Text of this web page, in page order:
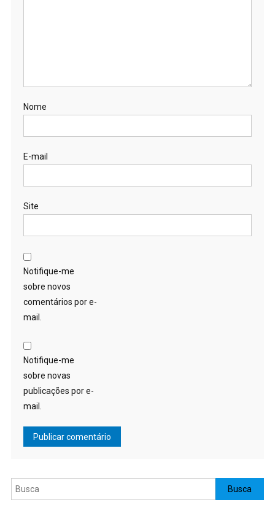
Nome
E-mail
Site
Notifique-me
sobre novos
comentários por e-
mail.
Notifique-me
sobre novas
publicações por e-
mail.
Pesquisar Busca